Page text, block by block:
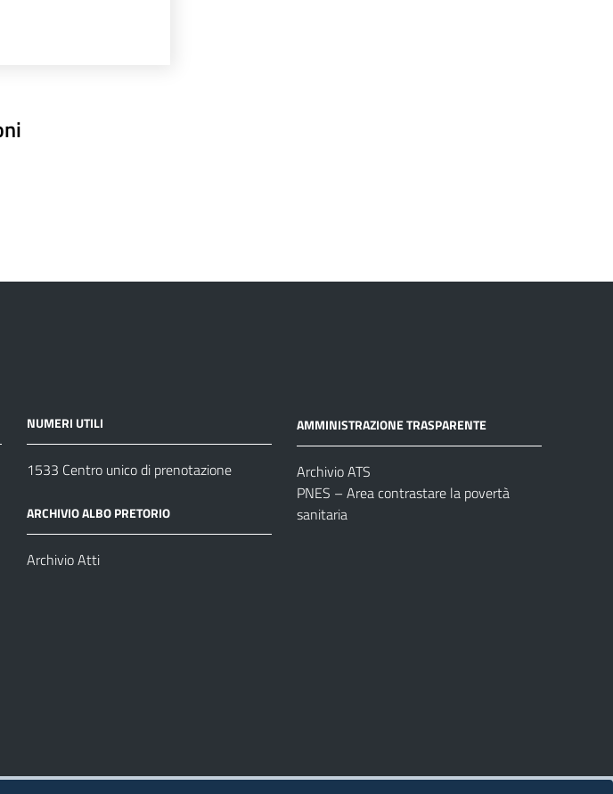
NUMERI UTILI
1533 Centro unico di prenotazione
ARCHIVIO ALBO PRETORIO
Archivio Atti
AMMINISTRAZIONE TRASPARENTE
Archivio ATS
PNES – Area contrastare la povertà
sanitaria